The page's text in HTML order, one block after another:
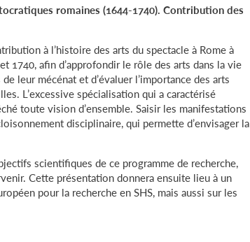
romaines (1644-1740). Contribution des
à l’histoire des arts du spectacle à Rome à
1740, afin d’approfondir le rôle des arts dans la vie
leur mécénat et d’évaluer l’importance des arts
L’excessive spécialisation qui a caractérisé
toute vision d’ensemble. Saisir les manifestations
disciplinaire, qui permette d’envisager la
scientifiques de ce programme de recherche,
Cette présentation donnera ensuite lieu à un
pour la recherche en SHS, mais aussi sur les